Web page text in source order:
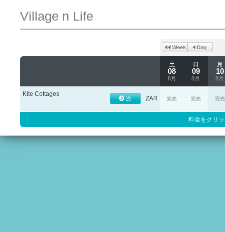
Village n Life
土
08
8月
日
09
8月
月
10
8月
Kite Cottages
次 ZAR 完売 完売 完売
料金をクリ